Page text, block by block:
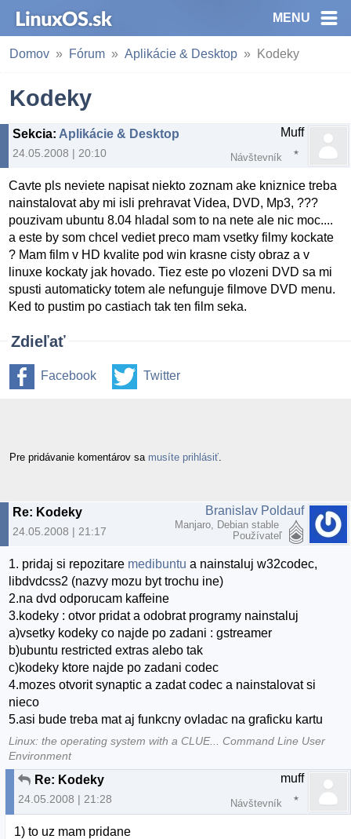
MENU
Domov Fórum Aplikácie & Desktop Kodeky
Kodeky
Sekcia: Aplikácie & Desktop
24.05.2008 | 20:10
Muff
Návštevník
Cavte pls neviete napisat niekto zoznam ake kniznice treba
nainstalovat aby mi isli prehravat Videa, DVD, Mp3, ???
pouzivam ubuntu 8.04 hladal som to na nete ale nic moc....
a este by som chcel vediet preco mam vsetky filmy kockate
? Mam film v HD kvalite pod win krasne cisty obraz a v
linuxe kockaty jak hovado. Tiez este po vlozeni DVD sa mi
spusti automaticky totem ale nefunguje filmove DVD menu.
Ked to pustim po castiach tak ten film seka.
Zdieľať
Facebook Twitter
Pre pridávanie komentárov sa musíte prihlásiť
Re: Kodeky
24.05.2008 | 21:17
Branislav Poldauf
Manjaro, Debian stable
Používateľ
1. pridaj si repozitare medibuntu a nainstaluj w32codec,
libdvdcss2 (nazvy mozu byt trochu ine)
2.na dvd odporucam kaffeine
3.kodeky : otvor pridat a odobrat programy nainstaluj
a)vsetky kodeky co najde po zadani : gstreamer
b)ubuntu restricted extras alebo tak
c)kodeky ktore najde po zadani codec
4.mozes otvorit synaptic a zadat codec a nainstalovat si
nieco
5.asi bude treba mat aj funkcny ovladac na graficku kartu
Linux: the operating system with a CLUE... Command Line User
Environment
Re: Kodeky
24.05.2008 | 21:28
muff
Návštevník
1) to uz mam pridane